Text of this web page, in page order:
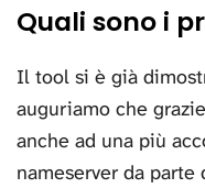
Quali sono i
Il tool si è già
auguriamo che
anche ad una più
nameserver da